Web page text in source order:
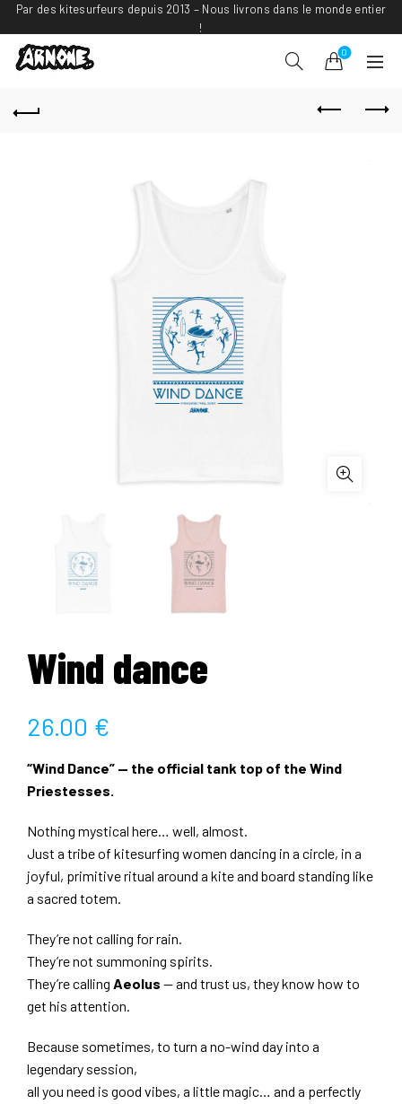
Par des kitesurfeurs depuis 2013 – Nous livrons dans le monde entier
!
0
Wind dance
26.00 €
“Wind Dance” — the official tank top of the Wind
Priestesses.
Nothing mystical here… well, almost.
Just a tribe of kitesurfing women dancing in a circle, in a
joyful, primitive ritual around a kite and board standing like
a sacred totem.
They’re not calling for rain.
They’re not summoning spirits.
They’re calling Aeolus — and trust us, they know how to
get his attention.
Because sometimes, to turn a no-wind day into a
legendary session,
all you need is good vibes, a little magic… and a perfectly